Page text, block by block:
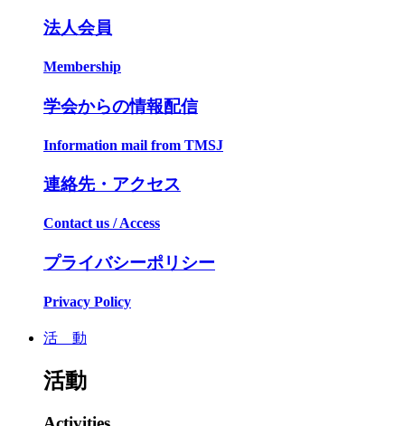
法人会員
Membership
学会からの情報配信
Information mail from TMSJ
連絡先・アクセス
Contact us / Access
プライバシーポリシー
Privacy Policy
活 動
活動